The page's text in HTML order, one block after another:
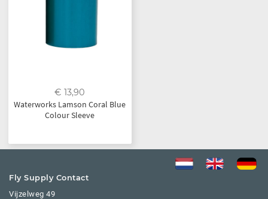
€ 13,90
Waterworks Lamson Coral Blue
Colour Sleeve
Fly Supply Contact
Vijzelweg 49